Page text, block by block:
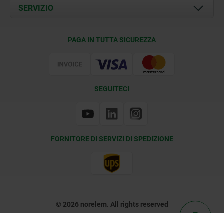
Contatti
Documents
SERVIZIO
PAGA IN TUTTA SICUREZZA
SEGUITECI
FORNITORE DI SERVIZI DI SPEDIZIONE
© 2026 norelem. All rights reserved